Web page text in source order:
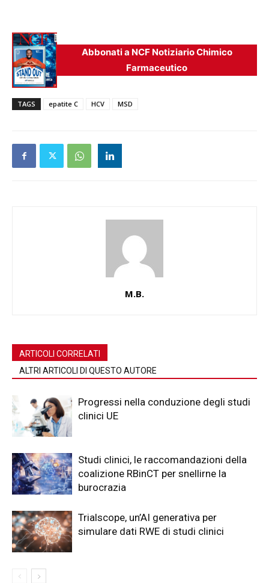
Abbonati a NCF Notiziario Chimico
Farmaceutico
TAGS epatite C HCV MSD
M.B.
ARTICOLI CORRELATI
ALTRI ARTICOLI DI QUESTO AUTORE
Progressi nella conduzione degli studi
clinici UE
Studi clinici, le raccomandazioni della
coalizione RBinCT per snellirne la
burocrazia
Trialscope, un’AI generativa per
simulare dati RWE di studi clinici